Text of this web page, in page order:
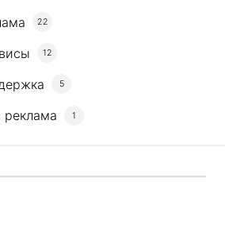
22
12
5
реклама 1